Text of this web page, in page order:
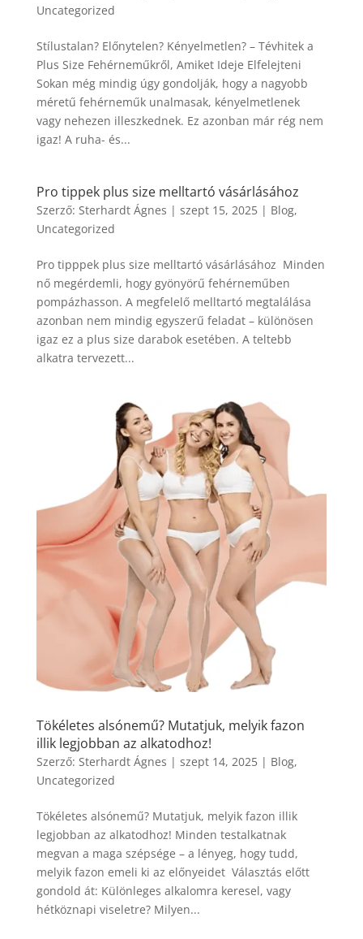
Uncategorized
Stílustalan? Előnytelen? Kényelmetlen? – Tévhitek a
Plus Size Fehérneműkről, Amiket Ideje Elfelejteni
Sokan még mindig úgy gondolják, hogy a nagyobb
méretű fehérneműk unalmasak, kényelmetlenek
vagy nehezen illeszkednek. Ez azonban már rég nem
igaz! A ruha- és...
Pro tippek plus size melltartó vásárlásához
Szerző: Sterhardt Ágnes | szept 15, 2025| Blog,
Uncategorized
Pro tipppek plus size melltartó vásárlásához Minden
nő megérdemli, hogy gyönyörű fehérneműben
pompázhasson. A megfelelő melltartó megtalálása
azonban nem mindig egyszerű feladat – különösen
igaz ez a plus size darabok esetében. A teltebb
alkatra tervezett...
Tökéletes alsónemű? Mutatjuk, melyik fazon
illik legjobban az alkatodhoz!
Szerző: Sterhardt Ágnes | szept 14, 2025| Blog,
Uncategorized
Tökéletes alsónemű? Mutatjuk, melyik fazon illik
legjobban az alkatodhoz! Minden testalkatnak
megvan a maga szépsége – a lényeg, hogy tudd,
melyik fazon emeli ki az előnyeidet Választás előtt
gondold át: Különleges alkalomra keresel, vagy
hétköznapi viseletre? Milyen...